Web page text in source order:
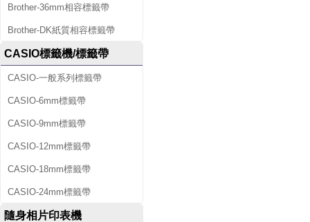
Brother-36mm相容標籤帶
Brother-DK紙質相容標籤帶
CASIO標籤機/標籤帶
CASIO-一般系列標籤帶
CASIO-6mm標籤帶
CASIO-9mm標籤帶
CASIO-12mm標籤帶
CASIO-18mm標籤帶
CASIO-24mm標籤帶
隨身相片印表機